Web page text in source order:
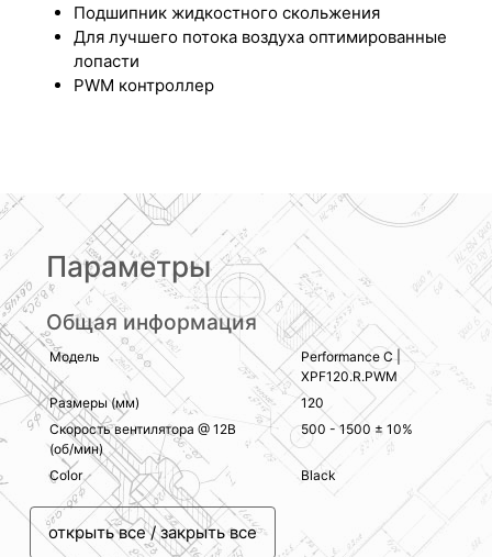
Подшипник жидкостного скольжения
Для лучшего потока воздуха оптимированные
лопасти
PWM контроллер
Параметры
Общая информация
Модель
Performance C |
XPF120.R.PWM
Размеры (мм)
120
Скорость вентилятора @ 12В
(об/мин)
500 - 1500 ± 10%
Color Black
открыть все / закрыть все